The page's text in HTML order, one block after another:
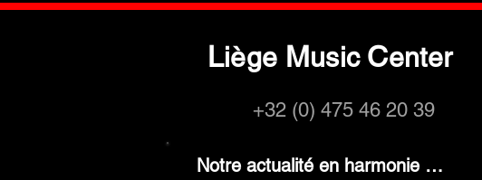
Liège Music Center
+32 (0) 475 46 20 39
Notre actualité en harmonie …